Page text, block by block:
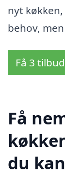
nyt
behov,
Få 3
Få
du